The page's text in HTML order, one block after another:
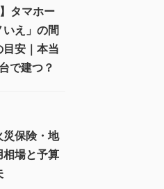
タマホー
え」の間
安｜本当
で建つ？
災保険・地
相場と予算